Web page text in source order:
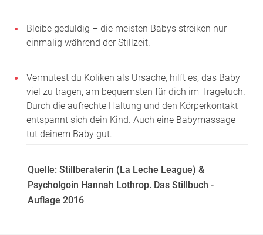
Bleibe geduldig – die meisten Babys streiken nur
einmalig während der Stillzeit.
Vermutest du Koliken als Ursache, hilft es, das Baby
viel zu tragen, am bequemsten für dich im Tragetuch.
Durch die aufrechte Haltung und den Körperkontakt
entspannt sich dein Kind. Auch eine Babymassage
tut deinem Baby gut.
Quelle: Stillberaterin (La Leche League) &
Psycholgoin Hannah Lothrop. Das Stillbuch -
Auflage 2016